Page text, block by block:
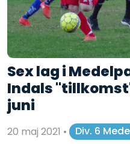
Sex lag i
Indals
juni
20 maj 2021 •
Div. 6